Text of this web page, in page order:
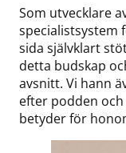
Som utvecklare
specialistsystem
sida självklart
detta budskap
avsnitt. Vi hann
efter podden
betyder för